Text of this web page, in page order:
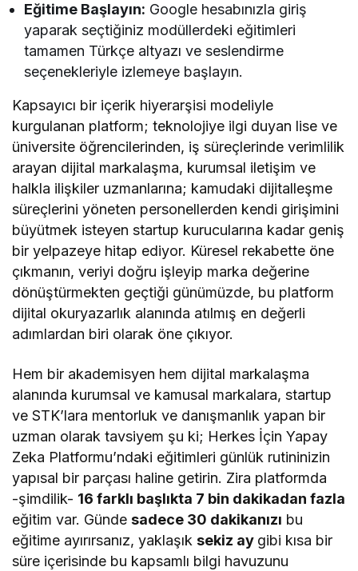
Eğitime Başlayın: Google hesabınızla giriş
yaparak seçtiğiniz modüllerdeki eğitimleri
tamamen Türkçe altyazı ve seslendirme
seçenekleriyle izlemeye başlayın.
Kapsayıcı bir içerik hiyerarşisi modeliyle
kurgulanan platform; teknolojiye ilgi duyan lise ve
üniversite öğrencilerinden, iş süreçlerinde verimlilik
arayan dijital markalaşma, kurumsal iletişim ve
halkla ilişkiler uzmanlarına; kamudaki dijitalleşme
süreçlerini yöneten personellerden kendi girişimini
büyütmek isteyen startup kurucularına kadar geniş
bir yelpazeye hitap ediyor. Küresel rekabette öne
çıkmanın, veriyi doğru işleyip marka değerine
dönüştürmekten geçtiği günümüzde, bu platform
dijital okuryazarlık alanında atılmış en değerli
adımlardan biri olarak öne çıkıyor.
Hem bir akademisyen hem dijital markalaşma
alanında kurumsal ve kamusal markalara, startup
ve STK’lara mentorluk ve danışmanlık yapan bir
uzman olarak tavsiyem şu ki; Herkes İçin Yapay
Zeka Platformu’ndaki eğitimleri günlük rutininizin
yapısal bir parçası haline getirin. Zira platformda
-şimdilik- 16 farklı başlıkta 7 bin dakikadan fazla
eğitim var. Gündesadece 30 dakikanızı bu
eğitime ayırırsanız, yaklaşıksekiz ay gibi kısa bir
süre içerisinde bu kapsamlı bilgi havuzunu